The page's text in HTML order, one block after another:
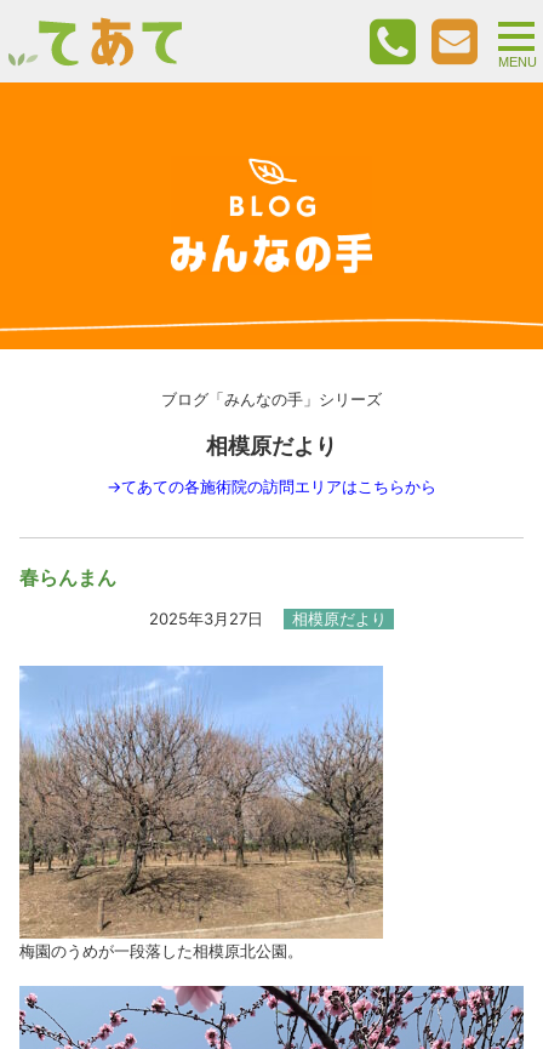
ブログ「みんなの手」シリーズ
相模原だより
→てあての各施術院の訪問エリアはこちらから
春らんまん
2025年3月27日 相模原だより
梅園のうめが一段落した相模原北公園。
MENU